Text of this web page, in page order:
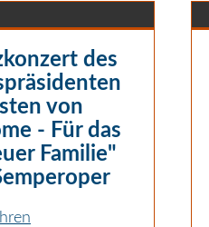
des
von
- Für das
Familie"